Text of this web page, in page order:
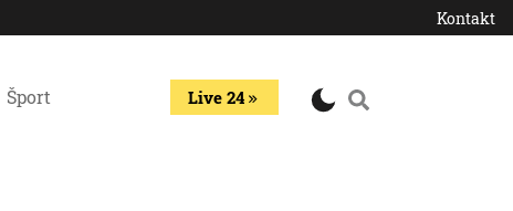
Kontakt
Šport Live 24